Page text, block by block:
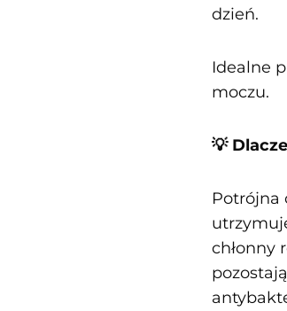
dzień.
Idealne
moczu.
💡
Potrójna
chłonny